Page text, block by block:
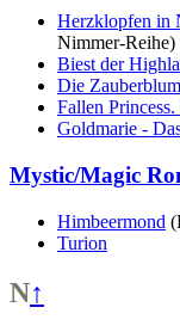
Herzklopfen in
Nimmer-Reihe)
Biest der
Die
Fallen
Goldmarie -
Mystic/Magic
Himbeermond
Turion
N↑